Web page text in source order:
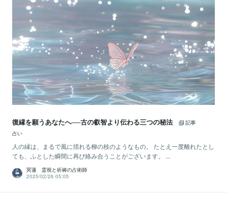
復縁を願うあなたへ──古の叡智より伝わる三つの秘法
記事
占い
人の縁は、まるで風に揺れる柳の枝のようなもの。 たとえ一度離れたとし
ても、ふとした瞬間に再び絡み合うことがございます。 ...
冥蓮 霊視と祈祷の占術師
2025/02/26 05:05